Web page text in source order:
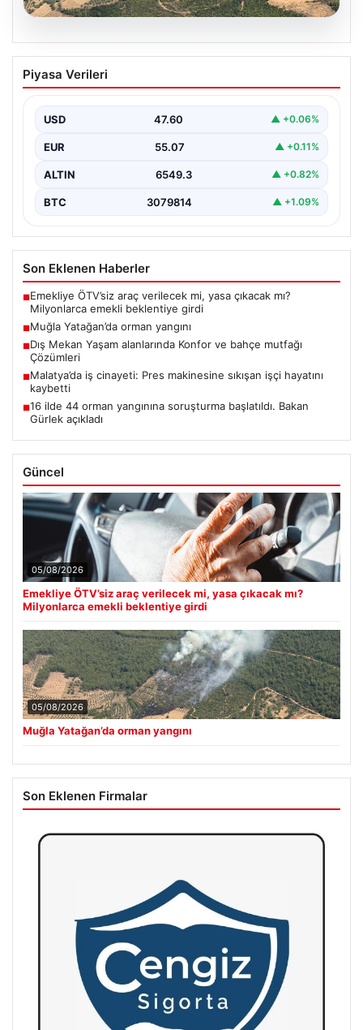
Muğla Yatağan’da orman yangını
Piyasa Verileri
USD 47.60 ▲ +0.06%
EUR 55.07 ▲ +0.11%
ALTIN 6549.3 ▲ +0.82%
BTC 3079814 ▲ +1.09%
Son Eklenen Haberler
■Emekliye ÖTV’siz araç verilecek mi, yasa çıkacak mı?
Milyonlarca emekli beklentiye girdi
■Muğla Yatağan’da orman yangını
■Dış Mekan Yaşam alanlarında Konfor ve bahçe mutfağı
Çözümleri
■Malatya’da iş cinayeti: Pres makinesine sıkışan işçi hayatını
kaybetti
■16 ilde 44 orman yangınına soruşturma başlatıldı. Bakan
Gürlek açıkladı
Güncel
05/08/2026
Emekliye ÖTV’siz araç verilecek mi, yasa çıkacak mı?
Milyonlarca emekli beklentiye girdi
05/08/2026
Muğla Yatağan’da orman yangını
Son Eklenen Firmalar